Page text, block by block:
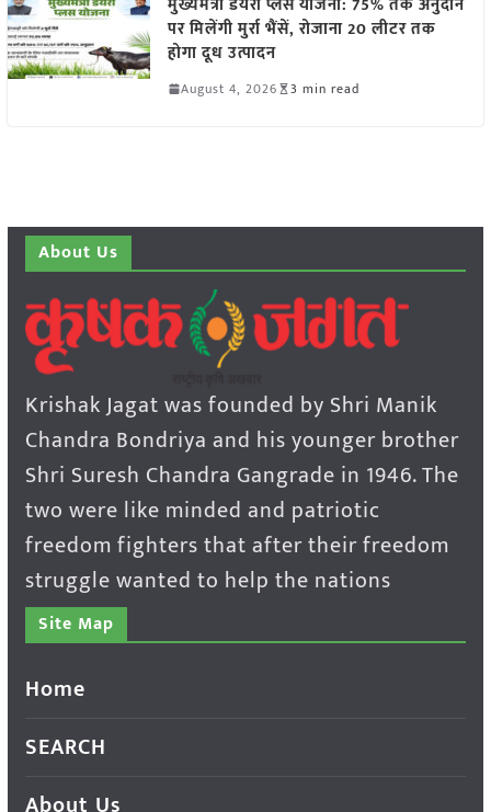
पर मिलेंगी मुर्रा भैंसें, रोजाना 20 लीटर तक
होगा दूध उत्पादन
August 4, 2026 3 min read
About Us
Krishak Jagat was founded by Shri Manik
Chandra Bondriya and his younger brother
Shri Suresh Chandra Gangrade in 1946. The
two were like minded and patriotic
freedom fighters that after their freedom
struggle wanted to help the nations
Site Map
Home
SEARCH